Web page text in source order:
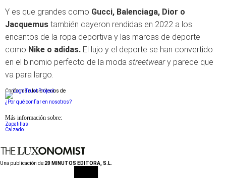
Y es que grandes como Gucci, Balenciaga, Dior o
Jacquemus también cayeron rendidas en 2022 a los
encantos de la ropa deportiva y las marcas de deporte
como Nike o adidas. El lujo y el deporte se han convertido
en el binomio perfecto de la moda streetweary parece que
va para largo.
Conforme a los criterios de
¿Por qué confiar en nosotros?
Más información sobre:
Zapatillas
Calzado
Una publicación de:20 MINUTOS EDITORA, S.L.